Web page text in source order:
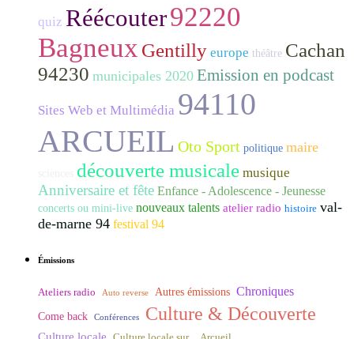
quiz Réécouter92220
Bagneux Gentilly europe théâtre Cachan
94230 municipales 2020 Emission en podcast
Sites Web et Multimédia 94110
ARCUEIL Oto Sport politique maire
découverte musicale musique
Anniversaire et fête Enfance - Adolescence - Jeunesse
concerts ou mini-live nouveaux talents atelier radio histoire val-
de-marne 94 festival 94
Émissions
Ateliers radio Auto reverse Autres émissions Chroniques
Come back Conférences Culture & Découverte
Culture locale